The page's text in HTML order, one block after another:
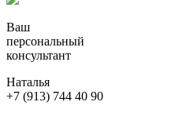
Ваш
персональный
консультант
Наталья
+7 (913) 744 40 90